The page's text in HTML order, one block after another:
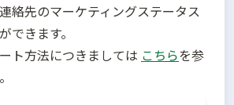
絡先のマーケティングステータス
できます。
ト方法につきましては こちらを参